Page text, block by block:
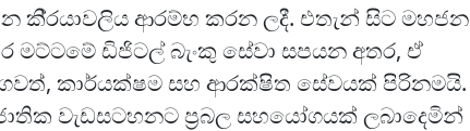
කි‍්‍රයාවලිය ආරම්භ කරන ලදී. එතැන් සිට මහජන
මට්ටමේ ඩිජිටල් බැංකු සේවා සපයන අතර, ඒ
කාර්යක්ෂම සහ ආරක්ෂිත සේවයක් පිරිනමයි.
වැඩසටහනට ප‍්‍රබල සහයෝගයක් ලබාදෙමින්